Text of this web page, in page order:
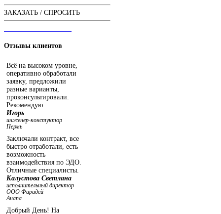
ЗАКАЗАТЬ / СПРОСИТЬ
Отзывы клиентов
Всё на высоком уровне,
оперативно обработали
заявку, предложили
разные варианты,
проконсультировали.
Рекомендую.
Игорь
инженер-констуктор
Пермь
Заключали контракт, все
быстро отработали, есть
возможность
взаимодействия по ЭДО.
Отличные специалисты.
Калустова Светлана
исполнительный директор
ООО Фарадей
Анапа
Добрый День! На